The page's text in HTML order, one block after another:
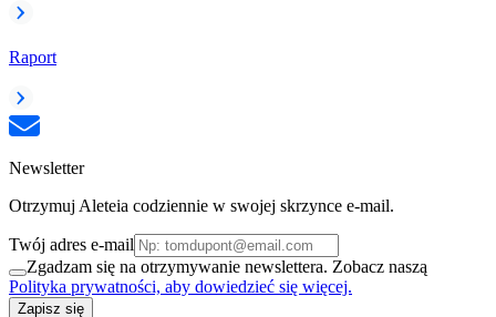
Raport
Newsletter
Otrzymuj Aleteia codziennie w swojej skrzynce e-mail.
Twój adres e-mail
Zgadzam się na otrzymywanie newslettera. Zobacz naszą
Polityka prywatności, aby dowiedzieć się więcej.
Zapisz się